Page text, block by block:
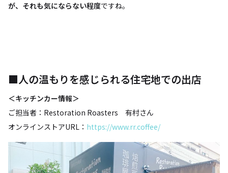
が、それも気にならない程度ですね。
■人の温もりを感じられる住宅地での出店
＜キッチンカー情報＞
ご担当者：Restoration Roasters 有村さん
オンラインストアURL： https://www.rr.coffee/